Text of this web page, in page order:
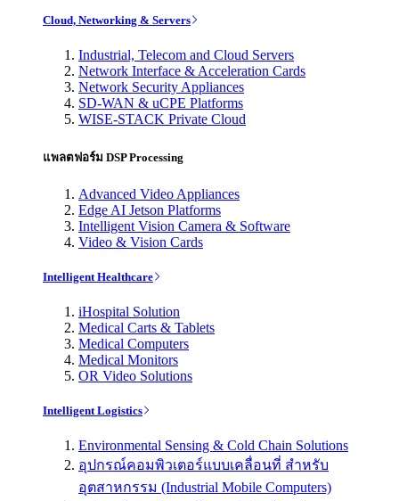
Cloud, Networking & Servers
Industrial, Telecom and Cloud Servers
Network Interface & Acceleration Cards
Network Security Appliances
SD-WAN & uCPE Platforms
WISE-STACK Private Cloud
แพลตฟอร์ม DSP Processing
Advanced Video Appliances
Edge AI Jetson Platforms
Intelligent Vision Camera & Software
Video & Vision Cards
Intelligent Healthcare
iHospital Solution
Medical Carts & Tablets
Medical Computers
Medical Monitors
OR Video Solutions
Intelligent Logistics
Environmental Sensing & Cold Chain Solutions
อุปกรณ์คอมพิวเตอร์แบบเคลื่อนที่ สำหรับ
อุตสาหกรรม (Industrial Mobile Computers)